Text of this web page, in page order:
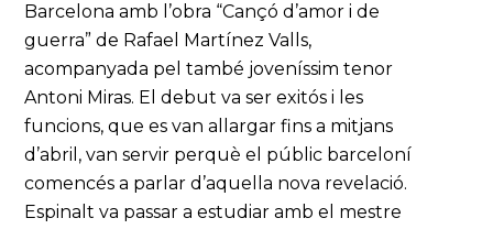
Barcelona amb l’obra “Cançó d’amor i de
guerra” de Rafael Martínez Valls,
acompanyada pel també joveníssim tenor
Antoni Miras. El debut va ser exitós i les
funcions, que es van allargar fins a mitjans
d’abril, van servir perquè el públic barceloní
comencés a parlar d’aquella nova revelació.
Espinalt va passar a estudiar amb el mestre